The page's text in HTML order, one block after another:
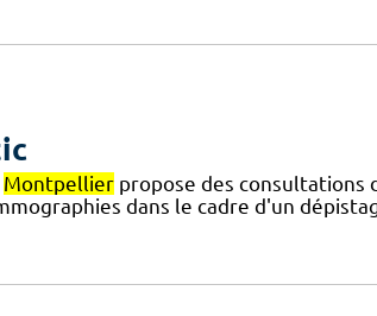
Montpellierpropose des consultations
dans le cadre d'un